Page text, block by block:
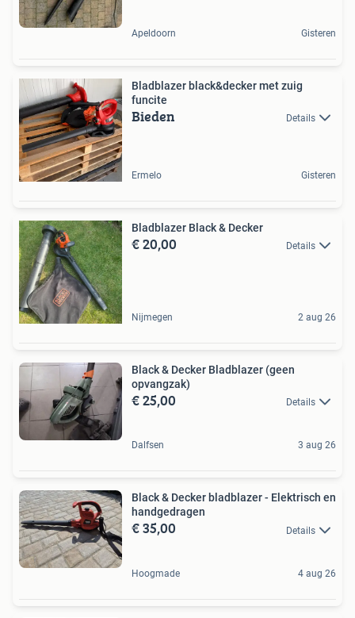
Apeldoorn Gisteren
Bladblazer black&decker met zuig
funcite
Bieden Details
Ermelo Gisteren
Bladblazer Black & Decker
€ 20,00 Details
Nijmegen 2 aug 26
Black & Decker Bladblazer (geen
opvangzak)
€ 25,00 Details
Dalfsen 3 aug 26
Black & Decker bladblazer - Elektrisch en
handgedragen
€ 35,00 Details
Hoogmade 4 aug 26